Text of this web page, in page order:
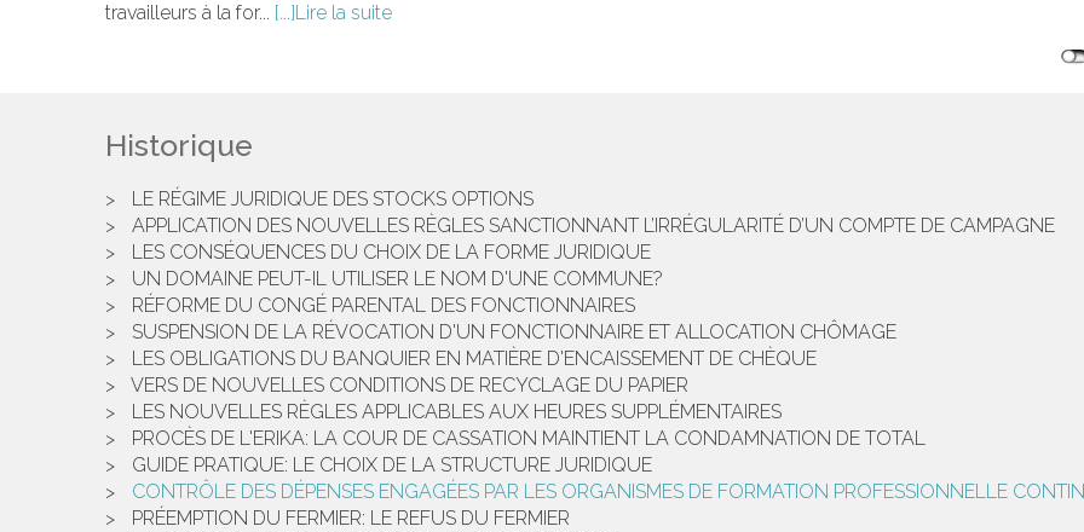
travailleurs à la for...
Lire la suite
Historique
LE RÉGIME JURIDIQUE DES STOCKS OPTIONS
APPLICATION DES NOUVELLES RÈGLES SANCTIONNANT L’IRRÉGULARITÉ D’UN COMPTE DE CAMPAGNE
LES CONSÉQUENCES DU CHOIX DE LA FORME JURIDIQUE
UN DOMAINE PEUT-IL UTILISER LE NOM D'UNE COMMUNE?
RÉFORME DU CONGÉ PARENTAL DES FONCTIONNAIRES
SUSPENSION DE LA RÉVOCATION D'UN FONCTIONNAIRE ET ALLOCATION CHÔMAGE
LES OBLIGATIONS DU BANQUIER EN MATIÈRE D'ENCAISSEMENT DE CHÈQUE
VERS DE NOUVELLES CONDITIONS DE RECYCLAGE DU PAPIER
LES NOUVELLES RÈGLES APPLICABLES AUX HEURES SUPPLÉMENTAIRES
PROCÈS DE L'ERIKA: LA COUR DE CASSATION MAINTIENT LA CONDAMNATION DE TOTAL
GUIDE PRATIQUE: LE CHOIX DE LA STRUCTURE JURIDIQUE
CONTRÔLE DES DÉPENSES ENGAGÉES PAR LES ORGANISMES DE FORMATION PROFESSIONNELLE
PRÉEMPTION DU FERMIER: LE REFUS DU FERMIER